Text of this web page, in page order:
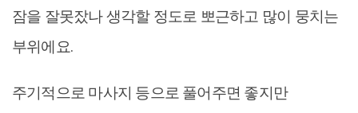
잠을 잘못잤나 생각할 정도로 뽀근하고 많이 뭉치는
부위에요.
주기적으로 마사지 등으로 풀어주면 좋지만